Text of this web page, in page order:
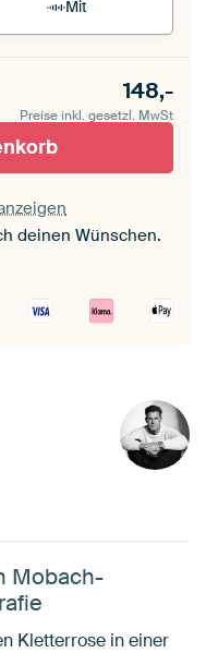
Mit
148,-
Preise inkl. gesetzl. MwSt
deinen Wünschen.
Mobach-
Kletterrose in einer